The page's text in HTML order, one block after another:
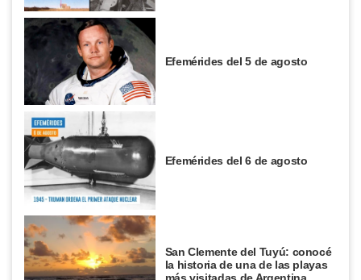
Efemérides del 5 de agosto
Efemérides del 6 de agosto
San Clemente del Tuyú: conocé
la historia de una de las playas